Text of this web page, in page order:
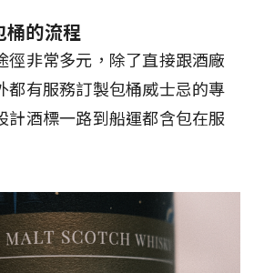
桶的流程
徑非常多元，除了直接跟酒廠
都有服務訂製包桶威士忌的專
計酒標一路到船運都含包在服